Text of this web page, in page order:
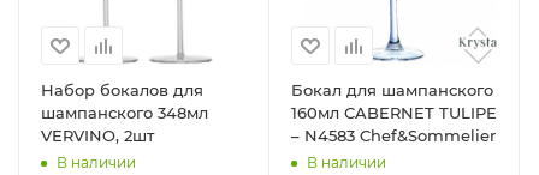
Набор бокалов для
шампанского 348мл
VERVINO, 2шт
В наличии
Бокал для шампанского
160мл CABERNET TULIPE
– N4583 Chef&Sommelier
В наличии